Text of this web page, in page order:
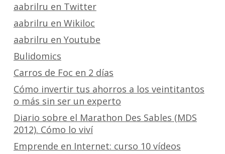
aabrilru en Twitter
aabrilru en Wikiloc
aabrilru en Youtube
Bulidomics
Carros de Foc en 2 días
Cómo invertir tus ahorros a los veintitantos
o más sin ser un experto
Diario sobre el Marathon Des Sables (MDS
2012). Cómo lo viví
Emprende en Internet: curso 10 vídeos